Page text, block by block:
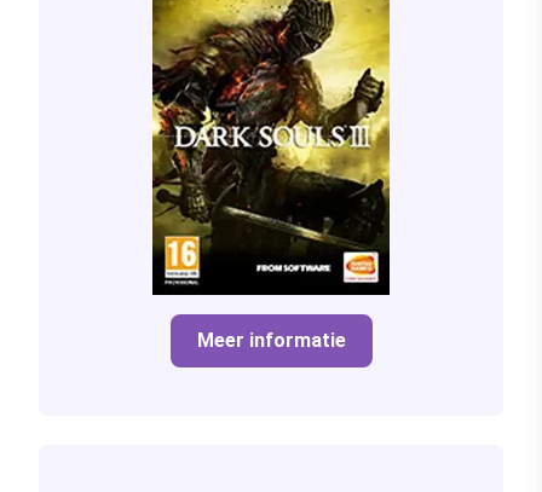
Meer informatie